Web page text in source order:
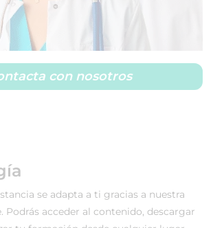
con nosotros
se adapta a ti gracias a nuestra
Podrás acceder al contenido, descargar